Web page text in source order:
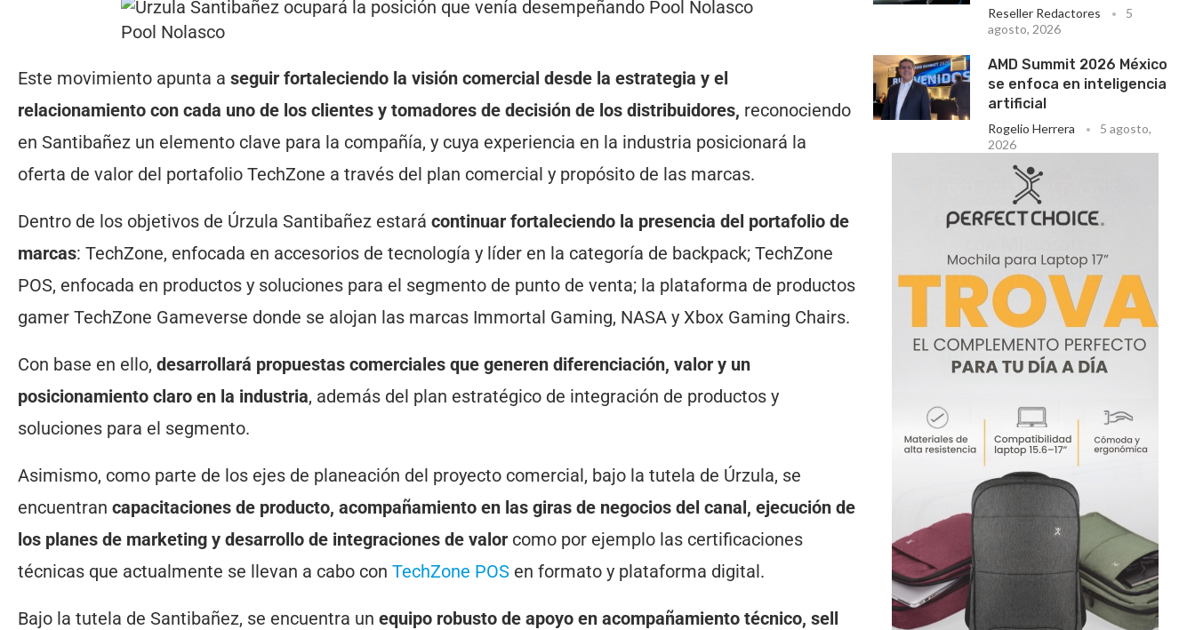
Pool Nolasco
Este movimiento apunta a seguir fortaleciendo la visión comercial desde la estrategia y el
relacionamiento con cada uno de los clientes y tomadores de decisión de los distribuidores, reconociendo
en Santibañez un elemento clave para la compañía, y cuya experiencia en la industria posicionará la
oferta de valor del portafolio TechZone a través del plan comercial y propósito de las marcas.
Dentro de los objetivos de Úrzula Santibañez estará continuar fortaleciendo la presencia del portafolio de
marcas: TechZone, enfocada en accesorios de tecnología y líder en la categoría de backpack; TechZone
POS, enfocada en productos y soluciones para el segmento de punto de venta; la plataforma de productos
gamer TechZone Gameverse donde se alojan las marcas Immortal Gaming, NASA y Xbox Gaming Chairs.
Con base en ello, desarrollará propuestas comerciales que generen diferenciación, valor y un
posicionamiento claro en la industria, además del plan estratégico de integración de productos y
soluciones para el segmento.
Asimismo, como parte de los ejes de planeación del proyecto comercial, bajo la tutela de Úrzula, se
encuentran capacitaciones de producto, acompañamiento en las giras de negocios del canal, ejecución de
los planes de marketing y desarrollo de integraciones de valor como por ejemplo las certificaciones
técnicas que actualmente se llevan a cabo con TechZone POS en formato y plataforma digital.
Bajo la tutela de Santibañez, se encuentra un equipo robusto de apoyo en acompañamiento técnico, sell
Reseller Redactores
5
agosto, 2026
AMD Summit 2026 México
se enfoca en inteligencia
artificial
Rogelio Herrera
5 agosto,
2026